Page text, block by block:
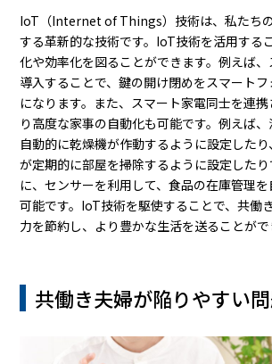
IoT（Internet of Things）技術は、私たち
する革新的な技術です。IoT技術を活用する
化や効率化を図ることができます。例えば
導入することで、鍵の開け閉めをスマート
になります。また、スマート家電同士を連
り高度な家事の自動化も可能です。例えば、
自動的に乾燥機が作動するように設定した
が定期的に部屋を掃除するように設定した
に、センサーを利用して、食品の在庫管理
可能です。IoT技術を駆使することで、共働
力を節約し、より豊かな生活を送ることがで
共働き夫婦が陥りやすい